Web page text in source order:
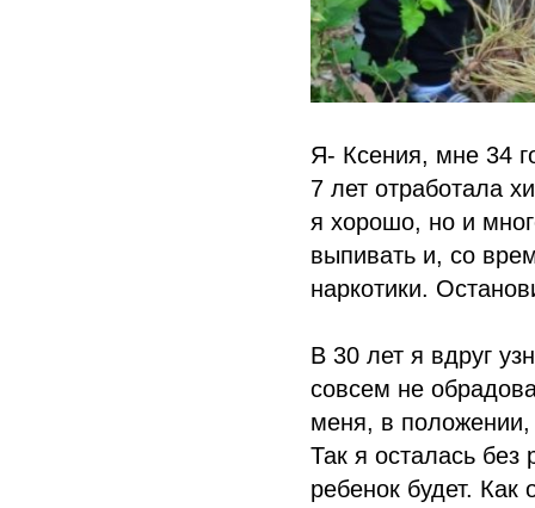
Я- Ксения, мне 34
7 лет отработала
я хорошо, но и
выпивать и, со
наркотики.
В 30 лет я вдруг
совсем не
меня, в положении,
Так я осталась
ребенок будет.